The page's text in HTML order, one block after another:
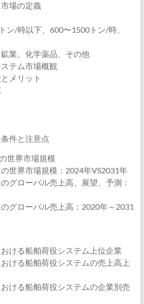
場の定義
/時以下、600〜1500トン/時、
、化学薬品、その他
テム市場概観
メリット
件と注意点
世界市場規模
世界市場規模：2024年VS2031年
グローバル売上高、展望、予測：
グローバル売上高：2020年～2031
ける船舶荷役システム上位企業
ける船舶荷役システムの売上高上
ける船舶荷役システムの企業別売